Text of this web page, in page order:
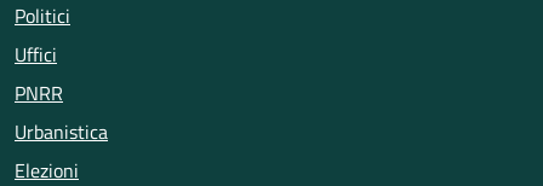
Politici
Uffici
PNRR
Urbanistica
Elezioni